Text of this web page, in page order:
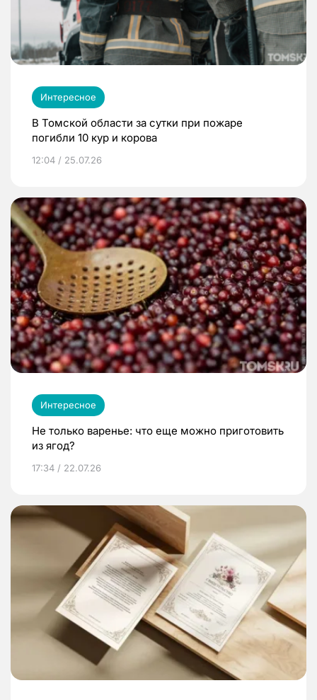
Интересное
В Томской области за сутки при пожаре
погибли 10 кур и корова
12:04 / 25.07.26
Интересное
Не только варенье: что еще можно приготовить
из ягод?
17:34 / 22.07.26